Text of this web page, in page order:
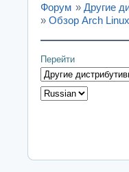
Форум » Другие
» Обзор Arch
Перейти